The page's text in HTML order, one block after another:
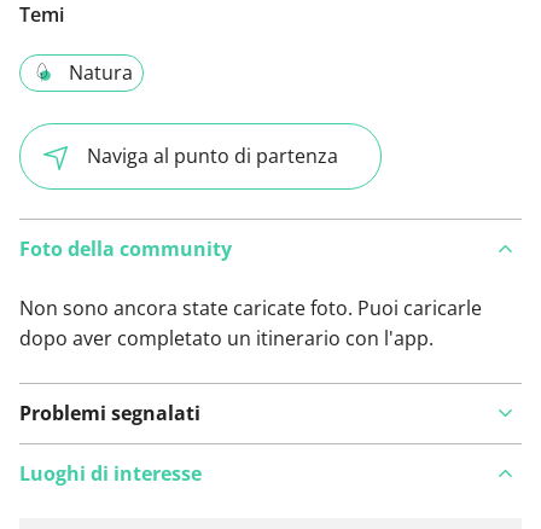
Temi
Natura
Naviga al punto di partenza
Foto della community
Non sono ancora state caricate foto. Puoi caricarle
dopo aver completato un itinerario con l'app.
Problemi segnalati
Luoghi di interesse